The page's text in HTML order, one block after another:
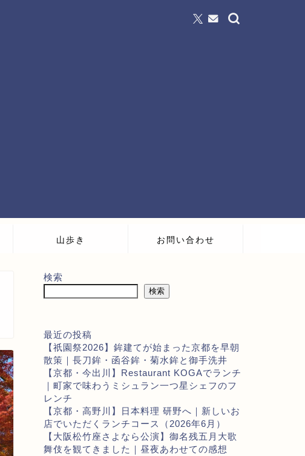
山歩き お問い合わせ
検索
検索
最近の投稿
【祇園祭2026】鉾建てが始まった京都を早朝
散策｜長刀鉾・函谷鉾・菊水鉾と御手洗井
【京都・今出川】Restaurant KOGAでランチ
｜町家で味わうミシュラン一つ星シェフのフ
レンチ
【京都・高野川】日本料理 研野へ｜新しいお
店でいただくランチコース（2026年6月）
【大阪松竹座さよなら公演】御名残五月大歌
舞伎を観てきました｜昼夜あわせての感想